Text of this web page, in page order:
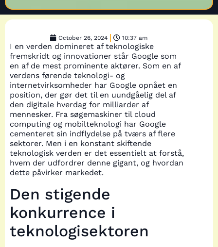
October 26, 2024 10:37 am
I en verden domineret af teknologiske
fremskridt og innovationer står Google som
en af de mest prominente aktører. Som en af
verdens førende teknologi- og
internetvirksomheder har Google opnået en
position, der gør det til en uundgåelig del af
den digitale hverdag for milliarder af
mennesker. Fra søgemaskiner til cloud
computing og mobilteknologi har Google
cementeret sin indflydelse på tværs af flere
sektorer. Men i en konstant skiftende
teknologisk verden er det essentielt at forstå,
hvem der udfordrer denne gigant, og hvordan
dette påvirker markedet.
Den stigende
konkurrence i
teknologisektoren